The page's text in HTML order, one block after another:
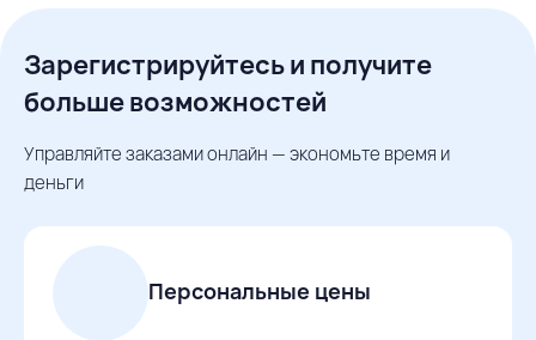
Зарегистрируйтесь и получите
больше возможностей
Управляйте заказами онлайн — экономьте время и
деньги
Персональные цены